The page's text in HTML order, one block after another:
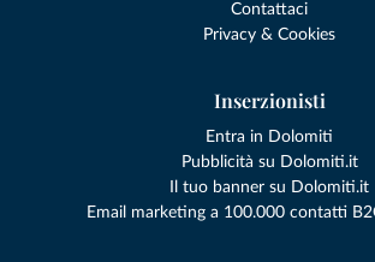
Contattaci
Privacy & Cookies
Inserzionisti
Entra in Dolomiti
Pubblicità su Dolomiti.it
Il tuo banner su Dolomiti.it
Email marketing a 100.000 contatti